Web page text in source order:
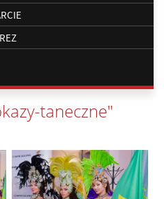
taneczne"